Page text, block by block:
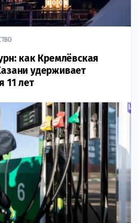
как Кремлёвская
удерживает
11 лет